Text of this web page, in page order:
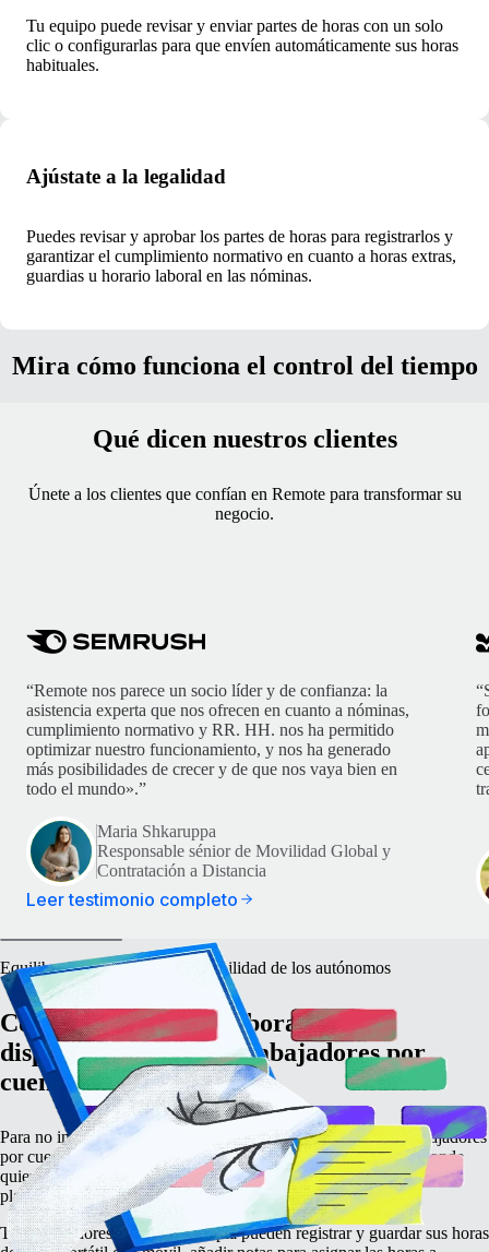
Tu equipo puede revisar y enviar partes de horas con un solo
clic o configurarlas para que envíen automáticamente sus horas
habituales.
Ajústate a la legalidad
Puedes revisar y aprobar los partes de horas para registrarlos y
garantizar el cumplimiento normativo en cuanto a horas extras,
guardias u horario laboral en las nóminas.
Mira cómo funciona el control del tiempo
Qué dicen nuestros clientes
Únete a los clientes que confían en Remote para transformar su
negocio.
“Remote nos parece un socio líder y de confianza: la
asistencia experta que nos ofrecen en cuanto a nóminas,
cumplimiento normativo y RR. HH. nos ha permitido
optimizar nuestro funcionamiento, y nos ha generado
más posibilidades de crecer y de que nos vaya bien en
todo el mundo».”
Maria Shkaruppa
Responsable sénior de Movilidad Global y
Contratación a Distancia
Leer testimonio completo
Equilibra la flexibilidad y la visibilidad de los autónomos
Controla el horario laboral y la
disponibilidad de los trabajadores por
cuenta propia
Para no incurrir en sanciones por clasificación errónea, los trabajadores
por cuenta propia deben tener libertad para trabajar cuando y donde
quieran en todo el mundo, pero eso no significa que no puedas
planificar nada.
Tus trabajadores por cuenta propia pueden registrar y guardar sus horas